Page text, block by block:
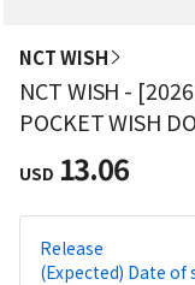
NCT WISH
NCT WISH -
POCKET WISH
USD 13.06
Release
(Expected) Date of